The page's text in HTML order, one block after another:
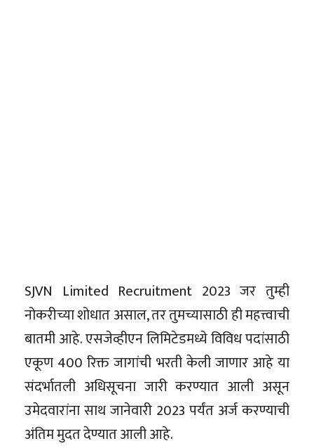
SJVN Limited Recruitment 2023 जर तुम्ही
नोकरीच्या शोधात असाल, तर तुमच्यासाठी ही महत्त्वाची
बातमी आहे. एसजेव्हीएन लिमिटेडमध्ये विविध पदांसाठी
एकूण 400 रिक्त जागांची भरती केली जाणार आहे या
संदर्भातली अधिसूचना जारी करण्यात आली असून
उमेदवारांना साथ जानेवारी 2023 पर्यंत अर्ज करण्याची
अंतिम मुदत देण्यात आली आहे.